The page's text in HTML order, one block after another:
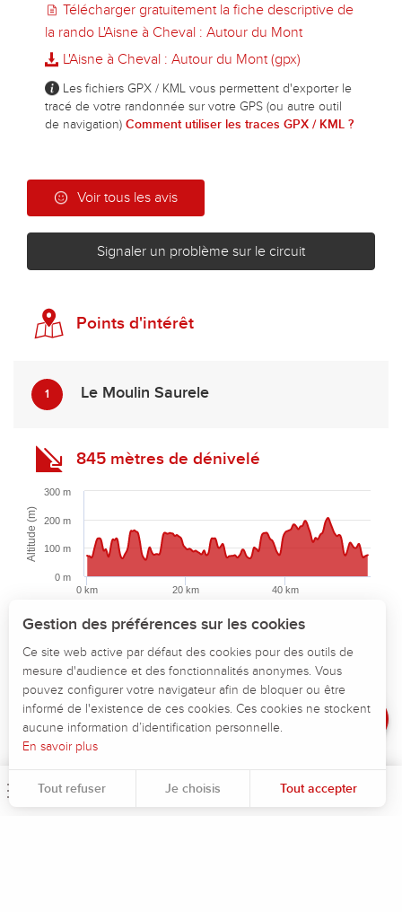
Menu
Dénivelé
Télécharger gratuitement la fiche descriptive de
la rando L'Aisne à Cheval : Autour du Mont
L'Aisne à Cheval : Autour du Mont (gpx)
Les fichiers GPX / KML vous permettent d'exporter le
tracé de votre randonnée sur votre GPS (ou autre outil
de navigation) Comment utiliser les traces GPX / KML ?
Voir tous les avis
Signaler un problème sur le circuit
Points d'intérêt
1 Le Moulin Saurele
845 mètres de dénivelé
Altitude (m)
0 km 20 km 40 km
0 m
100 m
200 m
300 m
Altitude maximum :
209 m
Altitude minimum :
58 m
Dénivelé total positif :
845 m
Dénivelé total négatif :
-845 m
Dénivelé positif maximum :
Dénivelé négatif maximum :
-129 m
Gestion des préférences sur les cookies
Ce site web active par défaut des cookies pour des outils de
mesure d'audience et des fonctionnalités anonymes. Vous
pouvez configurer votre navigateur afin de bloquer ou être
informé de l'existence de ces cookies. Ces cookies ne stockent
aucune information d’identification personnelle.
En savoir plus
Tout refuser Je choisis Tout accepter